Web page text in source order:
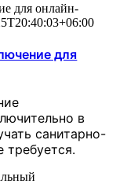
для онлайн-
для
в
санитарно-
требуется.